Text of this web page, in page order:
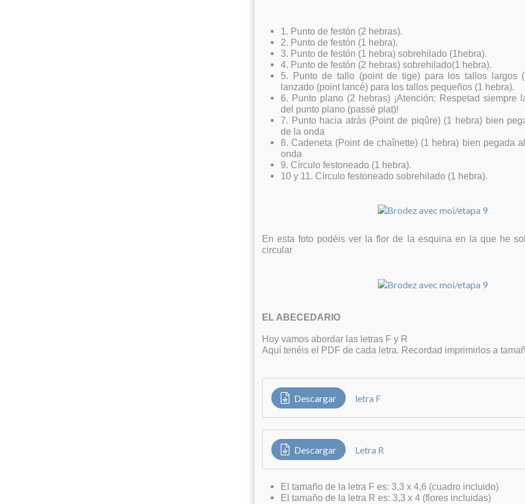
1. Punto de festón (2 hebras).
2. Punto de festón (1 hebra).
3. Punto de festón (1 hebra) sobrehilado (1hebra).
4. Punto de festón (2 hebras) sobrehilado(1 hebra).
5. Punto de tallo (point de tige) para los tallos largos
lanzado (point lancé) para los tallos pequeños (1 hebra).
6. Punto plano (2 hebras) ¡Atención: Respetad siempre
del punto plano (passé plat)!
7. Punto hacia atrás (Point de piqûre) (1 hebra) bien
de la onda
8. Cadeneta (Point de chaînette) (1 hebra) bien pegada
onda
9. Círculo festoneado (1 hebra).
10 y 11. Círculo festoneado sobrehilado (1 hebra).
En esta foto podéis ver la flor de la esquina en la que he
circular
EL ABECEDARIO
Hoy vamos abordar las letras F y R
Aquí tenéis el PDF de cada letra. Recordad imprimirlos a
Descargar letra F
Descargar Letra R
El tamaño de la letra F es: 3,3 x 4,6 (cuadro incluido)
El tamaño de la letra R es: 3,3 x 4 (flores incluidas)